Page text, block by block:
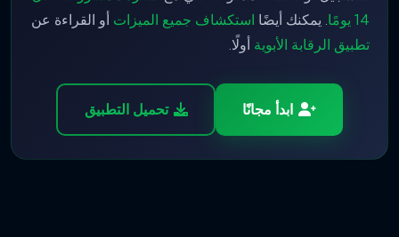
14 يومًا
. يمكنك أيضًا استكشاف جميع الميزات أو القراءة عن
تطبيق الرقابة الأبوية أولًا.
ابدأ مجانًا تحميل التطبيق